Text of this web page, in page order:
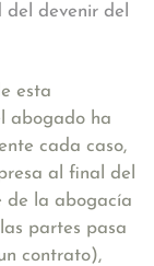
devenir del
esta
abogado ha
cada caso,
al final del
de la abogacía
partes pasa
contrato),